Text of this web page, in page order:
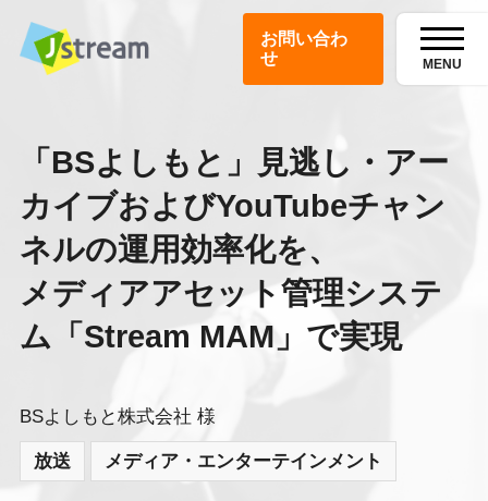
お問い合わ
せ
MENU
「BSよしもと」見逃し・アー
カイブおよびYouTubeチャン
ネルの運用効率化を、
メディアアセット管理システ
ム「Stream MAM」で実現
BSよしもと株式会社 様
放送 メディア・エンターテインメント